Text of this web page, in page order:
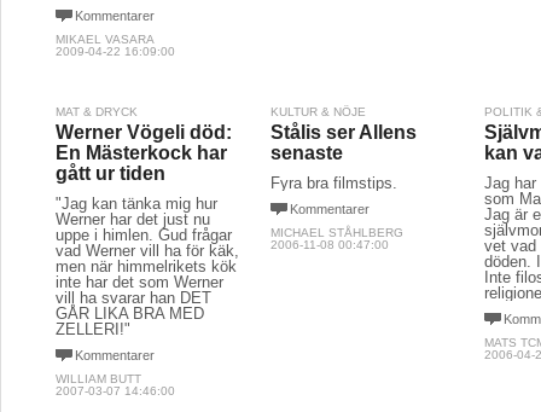
Kommentarer
MIKAEL VASARA
2009-04-22 16:09:00
MAT & DRYCK
Werner Vögeli död:
En Mästerkock har
gått ur tiden
"Jag kan tänka mig hur
Werner har det just nu
uppe i himlen. Gud frågar
vad Werner vill ha för käk,
men när himmelrikets kök
inte har det som Werner
vill ha svarar han DET
GÅR LIKA BRA MED
ZELLERI!"
Kommentarer
WILLIAM BUTT
2007-03-07 14:46:00
KULTUR & NÖJE
Stålis ser Allens
senaste
Fyra bra filmstips.
Kommentarer
MICHAEL STÅHLBERG
2006-11-08 00:47:00
POLITIK
kan
Jag har
som
Jag är
vet vad
döden.
Inte
MATS
2006-04-